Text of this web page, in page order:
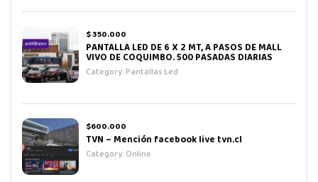
$ 350.000
PANTALLA LED DE 6 X 2 MT, A PASOS DE MALL
VIVO DE COQUIMBO. 500 PASADAS DIARIAS
Category:Pantallas Led
$600.000
TVN – Mención facebook live tvn.cl
Category:Online